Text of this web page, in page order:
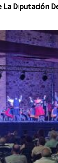
La Diputación